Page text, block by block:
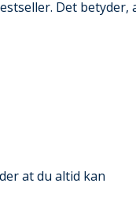
Det
at du altid kan